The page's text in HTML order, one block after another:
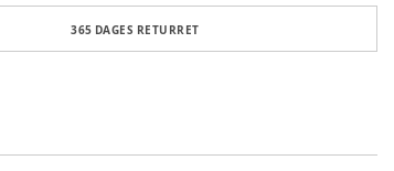
365 DAGES RETURRET